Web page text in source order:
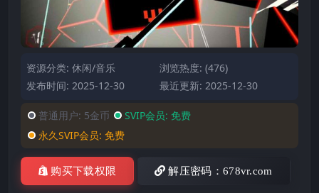
资源分类: 休闲/音乐
浏览热度: (476)
发布时间: 2025-12-30
最近更新: 2025-12-30
普通用户: 5金币 SVIP会员: 免费
永久SVIP会员: 免费
购买下载权限 解压密码：678vr.com